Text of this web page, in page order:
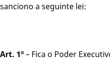
sanciono a seguinte lei:
Art. 1º– Fica o Poder